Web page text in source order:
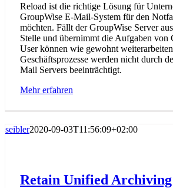
Reload ist die richtige Lösung für
GroupWise E-Mail-System für den
möchten. Fällt der GroupWise Server
Stelle und übernimmt die Aufgaben von
User können wie gewohnt
Geschäftsprozesse werden nicht durch
Mail Servers beeinträchtigt.
Mehr erfahren
seibler2020-09-03T11:56:09+02:00
Retain Unified Archiving